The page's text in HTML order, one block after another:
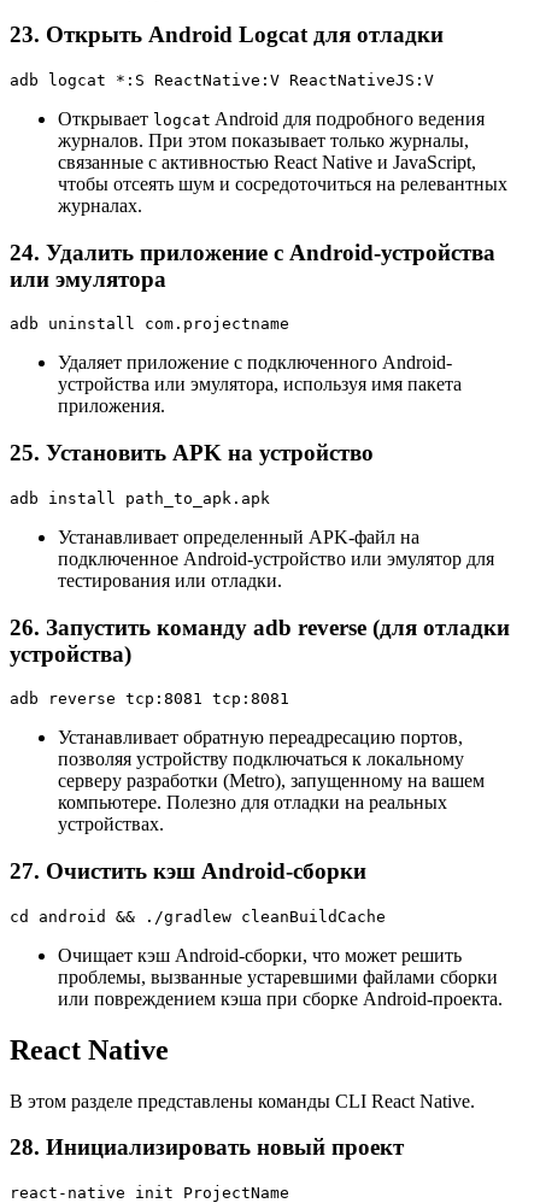
23. Открыть Android Logcat для отладки
adb logcat *:S ReactNative:V ReactNativeJS:V
Открывает logcat Android для подробного ведения
журналов. При этом показывает только журналы,
связанные с активностью React Native и JavaScript,
чтобы отсеять шум и сосредоточиться на релевантных
журналах.
24. Удалить приложение с Android-устройства
или эмулятора
adb uninstall com.projectname
Удаляет приложение с подключенного Android-
устройства или эмулятора, используя имя пакета
приложения.
25. Установить APK на устройство
adb install path_to_apk.apk
Устанавливает определенный APK-файл на
подключенное Android-устройство или эмулятор для
тестирования или отладки.
26. Запустить команду adb reverse (для отладки
устройства)
adb reverse tcp:8081 tcp:8081
Устанавливает обратную переадресацию портов,
позволяя устройству подключаться к локальному
серверу разработки (Metro), запущенному на вашем
компьютере. Полезно для отладки на реальных
устройствах.
27. Очистить кэш Android-сборки
cd android && ./gradlew cleanBuildCache
Очищает кэш Android-сборки, что может решить
проблемы, вызванные устаревшими файлами сборки
или повреждением кэша при сборке Android-проекта.
React Native
В этом разделе представлены команды CLI React Native.
28. Инициализировать новый проект
react-native init ProjectName